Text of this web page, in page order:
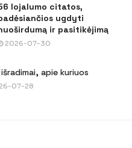
lojalumo citatos,
ugdyti
ir pasitikėjimą
2026-07-30
apie kuriuos
07-28